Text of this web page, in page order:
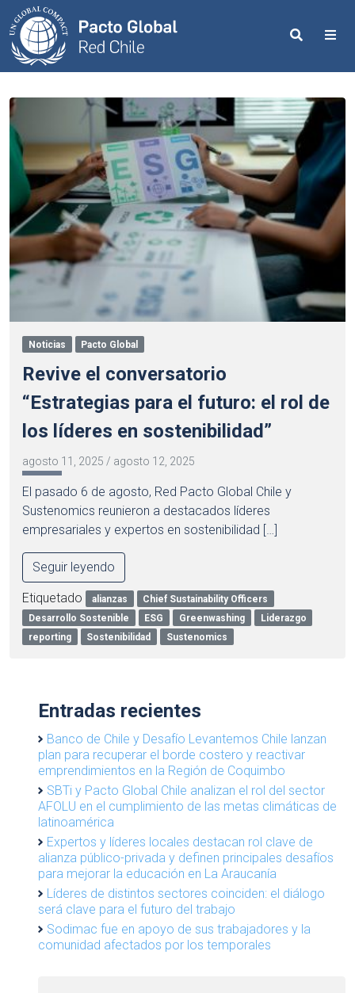
Search
Noticias Pacto Global
Revive el conversatorio
“Estrategias para el futuro: el rol de
los líderes en sostenibilidad”
agosto 11, 2025 / agosto 12, 2025
El pasado 6 de agosto, Red Pacto Global Chile y
Sustenomics reunieron a destacados líderes
empresariales y expertos en sostenibilidad […]
Seguir leyendo
Etiquetado alianzas
Chief Sustainability Officers
Desarrollo Sostenible
ESG Greenwashing
Liderazgo
reporting
Sostenibilidad Sustenomics
Entradas recientes
Banco de Chile y Desafío Levantemos Chile lanzan
plan para recuperar el borde costero y reactivar
emprendimientos en la Región de Coquimbo
SBTi y Pacto Global Chile analizan el rol del sector
AFOLU en el cumplimiento de las metas climáticas de
latinoamérica
Expertos y líderes locales destacan rol clave de
alianza público-privada y definen principales desafíos
para mejorar la educación en La Araucanía
Líderes de distintos sectores coinciden: el diálogo
será clave para el futuro del trabajo
Sodimac fue en apoyo de sus trabajadores y la
comunidad afectados por los temporales